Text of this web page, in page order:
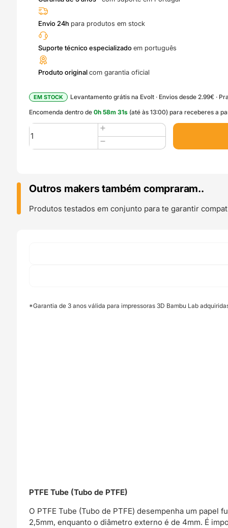
Envio 24h para produtos em stock
Suporte técnico especializadoem português
Produto originalcom garantia oficial
EM STOCK
Levantamento grátis na Evolt · Envios desde 2.99€ ·
Encomenda dentro de0h58m30s(até às 13:00) para receberes a
Quantidade
de
Bambu
(A1
Mini)
-
Outros makers também compraram..
Produtos testados em conjunto para te garantir
*Garantia de 3 anos válida para impressoras 3D Bambu Lab
PTFE Tube (Tubo de PTFE)
O PTFE Tube (Tubo de PTFE) desempenha um
2,5mm, enquanto o diâmetro externo é de 4mm. É